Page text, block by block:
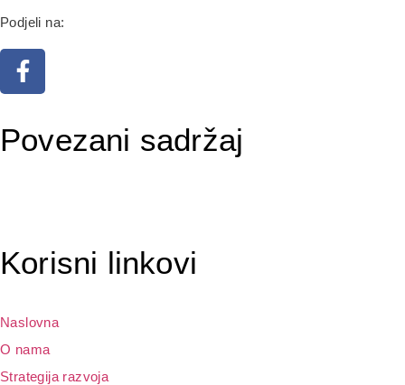
Podjeli na:
Povezani sadržaj
visokih temperatura
29. Juna 2026.
Zahvala kompaniji Lukavac Cement na vrijednoj
Korisni linkovi
Naslovna
O nama
Strategija razvoja